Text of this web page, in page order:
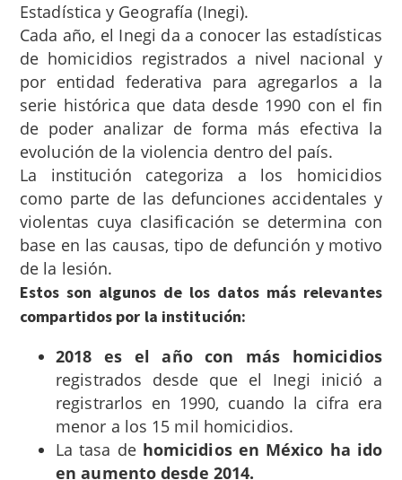
Estadística y Geografía (Inegi).
Cada año, el Inegi da a conocer las estadísticas
de homicidios registrados a nivel nacional y
por entidad federativa para agregarlos a la
serie histórica que data desde 1990 con el fin
de poder analizar de forma más efectiva la
evolución de la violencia dentro del país.
La institución categoriza a los homicidios
como parte de las defunciones accidentales y
violentas cuya clasificación se determina con
base en las causas, tipo de defunción y motivo
de la lesión.
Estos son algunos de los datos más relevantes
compartidos por la institución:
2018 es el año con más homicidios
registrados desde que el Inegi inició a
registrarlos en 1990, cuando la cifra era
menor a los 15 mil homicidios.
La tasa de homicidios en México ha ido
en aumento desde 2014.